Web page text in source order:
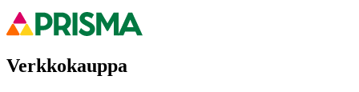
Verkkokauppa